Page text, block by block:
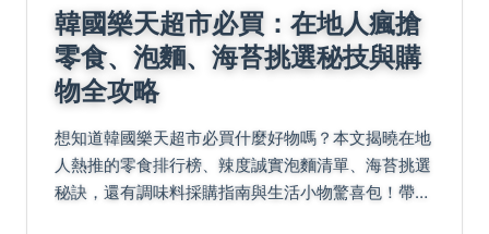
韓國樂天超市必買：在地人瘋搶
零食、泡麵、海苔挑選秘技與購
物全攻略
想知道韓國樂天超市必買什麼好物嗎？本文揭曉在地
人熱推的零食排行榜、辣度誠實泡麵清單、海苔挑選
秘訣，還有調味料採購指南與生活小物驚喜包！帶你